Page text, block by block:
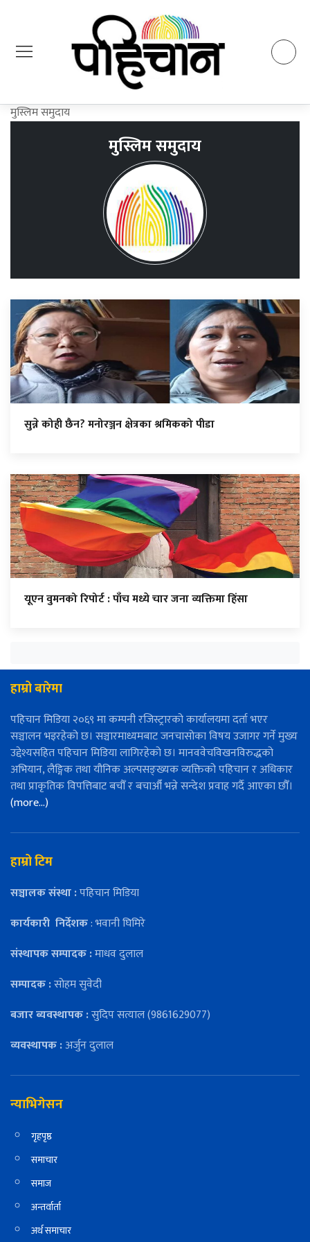
मुस्लिम समुदाय
मुस्लिम समुदाय
सुन्ने कोही छैन? मनोरञ्जन क्षेत्रका श्रमिकको पीडा
यूएन वुमनको रिपोर्ट : पाँच मध्ये चार जना व्यक्तिमा हिंसा
हाम्रो बारेमा
पहिचान मिडिया २०६९ मा कम्पनी रजिस्ट्रारको कार्यालयमा दर्ता भएर
सञ्चालन भइरहेको छ। सञ्चारमाध्यमबाट जनचासोका विषय उजागर गर्ने मुख्य
उद्देश्यसहित पहिचान मिडिया लागिरहेको छ। मानववेचविखनविरुद्धको
अभियान, लैङ्गिक तथा यौनिक अल्पसङ्ख्यक व्यक्तिको पहिचान र अधिकार
तथा प्राकृतिक विपत्तिबाट बचौँ र बचाऔँ भन्ने सन्देश प्रवाह गर्दै आएका छौँ।
(more…)
हाम्रो टिम
सञ्चालक संस्था :पहिचान मिडिया
कार्यकारी निर्देशक: भवानी घिमिरे
संस्थापक सम्पादक :माधव दुलाल
सम्पादक :सोहम सुवेदी
बजार ब्यवस्थापक :सुदिप सत्याल (9861629077)
व्यवस्थापक :अर्जुन दुलाल
न्याभिगेसन
गृहपृष्ठ
समाचार
समाज
अन्तर्वार्ता
अर्थ समाचार